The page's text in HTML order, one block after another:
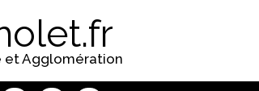
et Agglomération